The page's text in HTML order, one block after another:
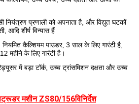
नियंत्रण प्रणाली को अपनाता है, और विद्युत घटकों
आदि शीर्ष विन्यास हैं
नियमित कैल्शियम पाउडर, 3 साल के लिए गारंटी है,
महीने के लिए गारंटी है।
में बड़ा टॉर्क, उच्च ट्रांसमिशन दक्षता और उच्च
मशीन ZS80/156विनिर्देश